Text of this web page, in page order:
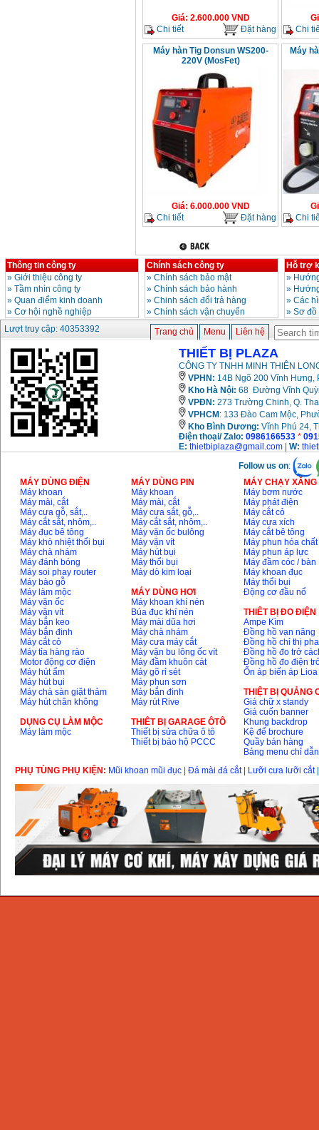
Giá: 2.600.000VND
Chi tiết
Đặt hàng
Chi
Máy hàn Tig Donsun WS200-
220V (MosFet)
Giá: 6.000.000VND
Chi tiết
Đặt hàng
Máy
Chi
Thông tin công ty
» Giới thiệu công ty
» Tầm nhìn công ty
» Quan điểm kinh doanh
» Cơ hội nghề nghiệp
Chính sách công ty
» Chính sách bảo mật
» Chính sách bảo hành
» Chinh sách đổi trả hàng
» Chính sách vận chuyển
Hỗ trợ
»
»
» Các
» Sơ
Lượt truy cập: 40353392
Trang chủ Menu Liên hệ
THIẾT BỊ PLAZA
CÔNG TY TNHH MINH THIÊN
VPHN: 14B Ngõ 200 Vĩnh Hưng,
Kho Hà Nội: 68 Đường Vĩnh
VPĐN: 273 Trường Chinh, Q.
VPHCM : 133 Đào Cam Mộc,
Kho Bình Dương: Vĩnh Phú 24,
Điện thoại/ Zalo: 0986166533 *
E: thietbiplaza@gmail.com W:
Follow us on:
MÁY DÙNG ĐIỆN
Máy khoan
Máy mài, cắt
Máy cưa gỗ, sắt,..
Máy cắt sắt, nhôm,..
Máy đục bê tông
Máy khò nhiệt thổi bụi
Máy chà nhám
Máy đánh bóng
Máy soi phay router
Máy bào gỗ
Máy làm mộc
Máy vặn ốc
Máy vặn vít
Máy bắn keo
Máy bắn đinh
Máy cắt cỏ
Máy tỉa hàng rào
Motor động cơ điện
Máy hút ẩm
Máy hút bụi
Máy chà sàn giặt thảm
Máy hút chân không
DỤNG CỤ LÀM MỘC
Máy làm mộc
MÁY DÙNG PIN
Máy khoan
Máy mài, cắt
Máy cưa sắt, gỗ,..
Máy cắt sắt, nhôm,..
Máy vặn ốc bulông
Máy vặn vít
Máy hút bụi
Máy thổi bụi
Máy dò kim loại
MÁY DÙNG HƠI
Máy khoan khí nén
Búa đục khí nén
Máy mài dũa hơi
Máy chà nhám
Máy cưa máy cắt
Máy vặn bu lông ốc vít
Máy đầm khuôn cát
Máy gõ rỉ sét
Máy phun sơn
Máy bắn đinh
Máy rút Rive
THIÊT BỊ GARAGE ÔTÔ
Thiết bị sửa chữa ô tô
Thiết bị bảo hộ PCCC
MÁY CHẠY
Máy bơm nước
Máy phát điện
Máy cắt cỏ
Máy cưa xích
Máy cắt bê tông
Máy phun hóa chất
Máy phun áp lực
Máy đầm cóc / bàn
Máy khoan đục
Máy thổi bụi
Động cơ đầu nổ
THIÊT BỊ ĐO ĐIỆN
Ampe Kìm
Đồng hồ vạn năng
Đồng hồ chỉ thị pha
Đồng hồ đo trở
Đồng hồ đo điện
Ổn áp biến áp Lioa
THIỆT BỊ QUẢNG
Giá chữ x standy
Giá cuốn banner
Khung backdrop
Kệ để brochure
Quầy bán hàng
Bảng menu chỉ dẫn
PHỤ TÙNG PHỤ KIỆN: Mũi khoan mũi đục Đá mài đá cắt| Lưỡi cưa lưỡi cắt